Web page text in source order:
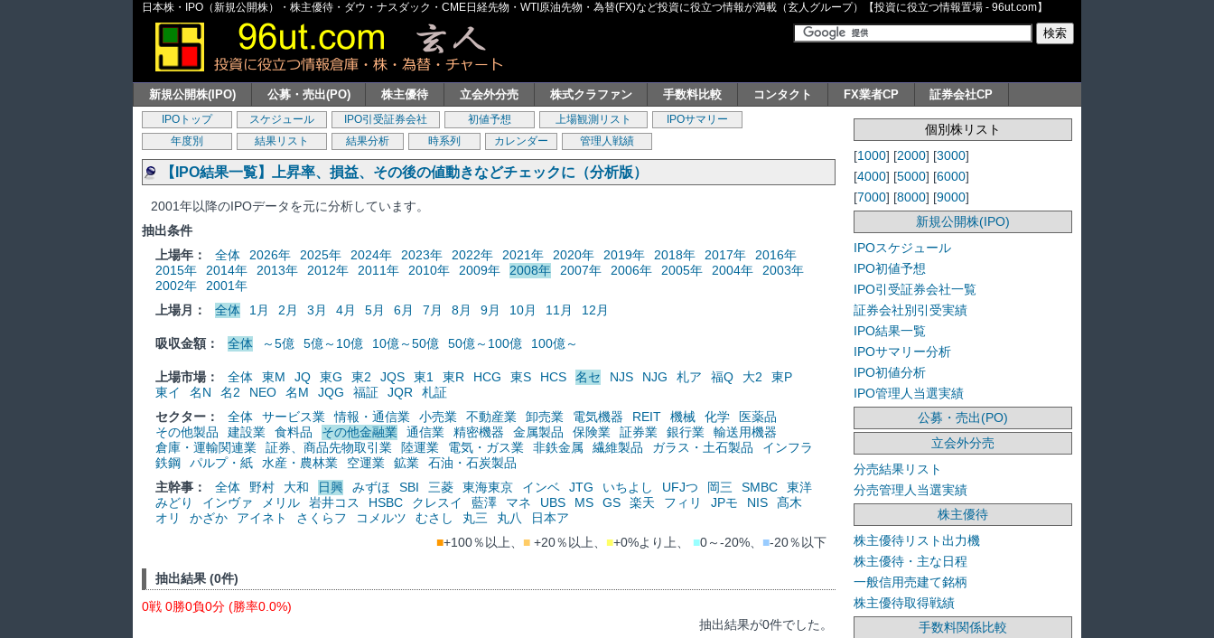
日本株・IPO（新規公開株）・株主優待・ダウ・ナスダック・CME日経先物・WTI原油先物・為替(FX)など投資に役立つ情報が満載（玄人グループ）【投資に役立つ情報置場 - 96ut.com】
新規公開株(IPO) 公募・売出(PO) 株主優待 立会外分売 株式クラファン 手数料比較 コンタクト FX業者CP 証券会社CP
IPOトップ スケジュール IPO引受証券会社 初値予想 上場観測リスト
IPOサマリー
年度別
結果リスト 結果分析 時系列 カレンダー 管理人戦績
【IPO結果一覧】上昇率、損益、その後の値動きなどチェックに（分析版）
2001年以降のIPOデータを元に分析しています。
抽出条件
上場年：
全体 2026年 2025年 2024年 2023年 2022年 2021年 2020年 2019年 2018年 2017年
2016年
2015年
2014年 2013年 2012年 2011年 2010年 2009年 2008年 2007年 2006年 2005年 2004年
2003年
2002年
2001年
上場月：
全体 1月 2月 3月 4月 5月 6月 7月 8月 9月 10月 11月 12月
吸収金額： 全体 ～5億 5億～10億 10億～50億 50億～100億 100億～
上場市場： 全体 東M JQ 東G 東2 JQS 東1 東R HCG 東S HCS 名セ NJS NJG 札ア 福Q 大2
東P
東イ
名N 名2 NEO 名M JQG 福証 JQR
札証
セクター：
全体 サービス業 情報・通信業 小売業 不動産業 卸売業 電気機器 REIT 機械 化学
医薬品
その他製品
建設業 食料品 その他金融業 通信業 精密機器 金属製品 保険業 証券業 銀行業
輸送用機器
倉庫・運輸関連業
証券、商品先物取引業 陸運業 電気・ガス業 非鉄金属 繊維製品 ガラス・土石製品
インフラ
鉄鋼
パルプ・紙 水産・農林業 空運業 鉱業
石油・石炭製品
主幹事：
全体 野村 大和 日興 みずほ SBI 三菱 東海東京 インベ JTG いちよし UFJつ 岡三 SMBC
東洋
みどり
インヴァ メリル 岩井コス HSBC クレスイ 藍澤 マネ UBS MS GS 楽天 フィリ JPモ NIS
髙木
オリ
かざか アイネト さくらフ コメルツ むさし 丸三 丸八
日本ア
■+100％以上、 ■+20％以上、 ■+0%より上、 ■0～-20%、 ■-20％以下
抽出結果 (0件)
0戦 0勝0負0分 (勝率0.0%)
抽出結果が0件でした。
個別株リスト
[1000] [2000] [3000]
[4000] [5000] [6000]
[7000] [8000] [9000]
新規公開株(IPO)
IPOスケジュール
IPO初値予想
IPO引受証券会社一覧
証券会社別引受実績
IPO結果一覧
IPOサマリー分析
IPO初値分析
IPO管理人当選実績
公募・売出(PO)
立会外分売
分売結果リスト
分売管理人当選実績
株主優待
株主優待リスト出力機
株主優待・主な日程
一般信用売建て銘柄
株主優待取得戦績
手数料関係比較